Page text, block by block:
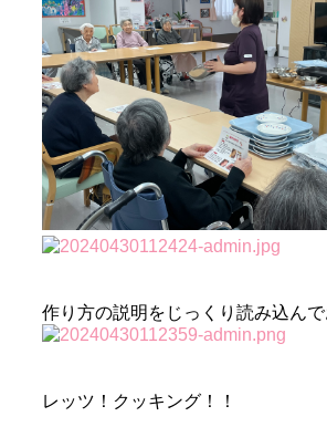
作り方の説明をじっくり読み込ん
レッツ！クッキング！！